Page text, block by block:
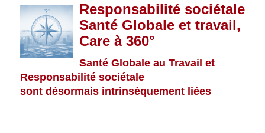
Responsabilité sociétale
Santé Globale et travail,
Care à 360°
Santé Globale au Travail et
Responsabilité sociétale
sont désormais intrinsèquement liées